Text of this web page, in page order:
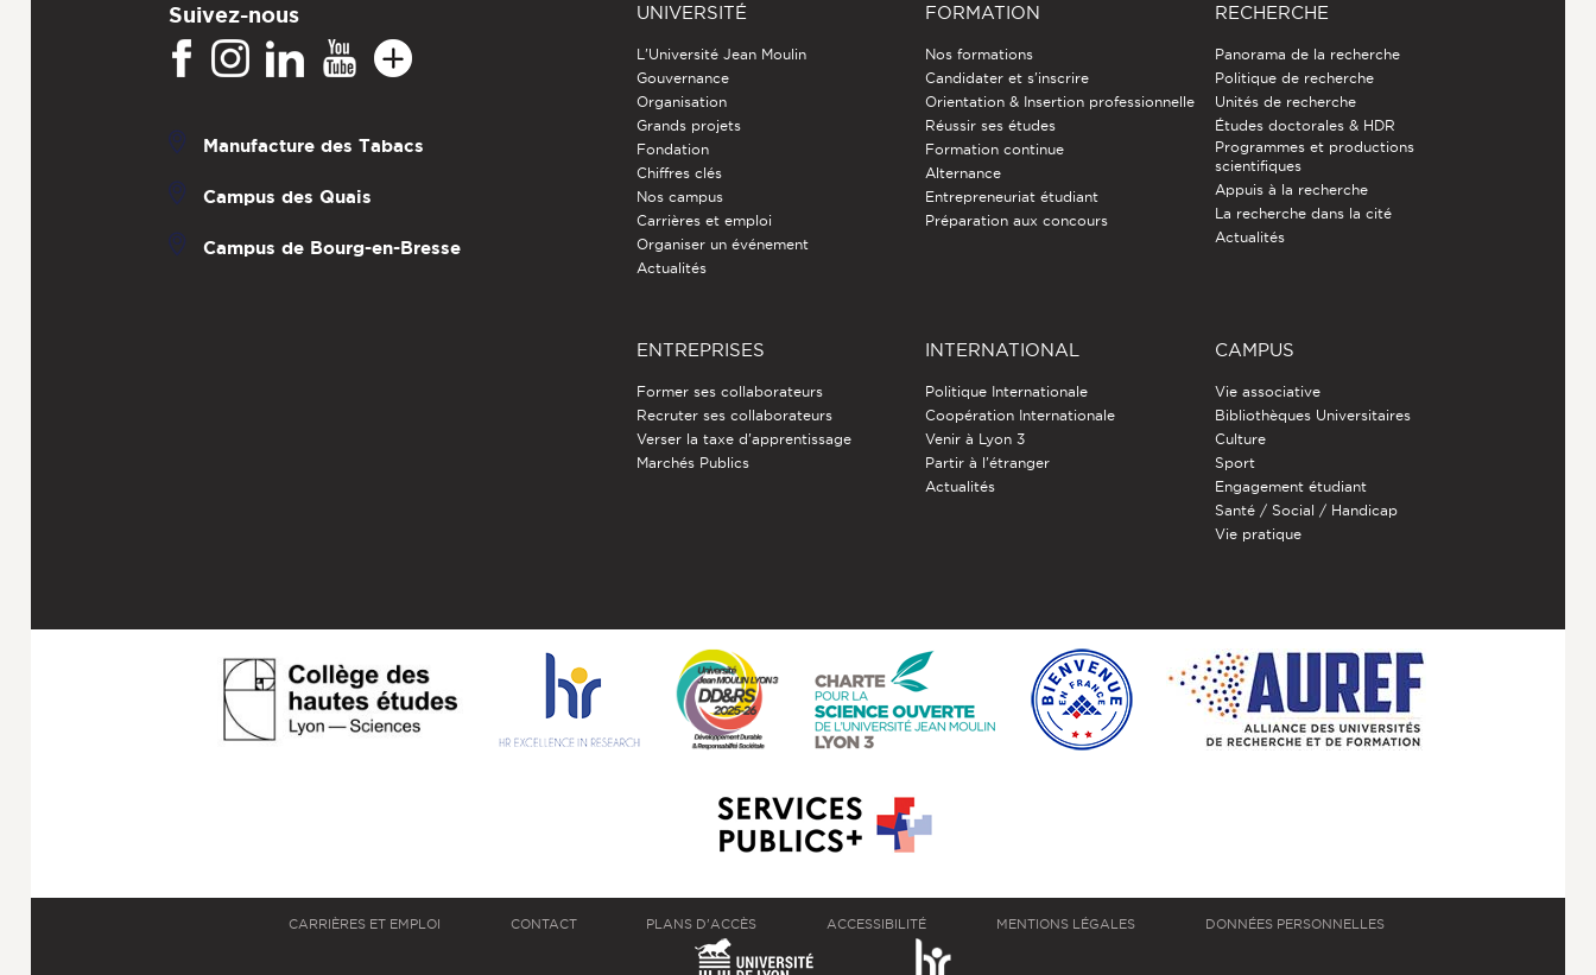
Suivez-nous
Manufacture des Tabacs
Campus des Quais
Campus de Bourg-en-Bresse
UNIVERSITÉ
L'Université Jean Moulin
Gouvernance
Organisation
Grands projets
Fondation
Chiffres clés
Nos campus
Carrières et emploi
Organiser un événement
Actualités
FORMATION
Nos formations
Candidater et s'inscrire
Orientation & Insertion professionnelle
Réussir ses études
Formation continue
Alternance
Entrepreneuriat étudiant
Préparation aux concours
RECHERCHE
Panorama de la recherche
Politique de recherche
Unités de recherche
Études doctorales & HDR
Programmes et productions
scientifiques
Appuis à la recherche
La recherche dans la cité
Actualités
ENTREPRISES
Former ses collaborateurs
Recruter ses collaborateurs
Verser la taxe d'apprentissage
Marchés Publics
INTERNATIONAL
Politique Internationale
Coopération Internationale
Venir à Lyon 3
Partir à l'étranger
Actualités
CAMPUS
Vie associative
Bibliothèques Universitaires
Culture
Sport
Engagement étudiant
Santé / Social / Handicap
Vie pratique
CARRIÈRES ET EMPLOI CONTACT PLANS D'ACCÈS ACCESSIBILITÉ MENTIONS LÉGALES DONNÉES PERSONNELLES